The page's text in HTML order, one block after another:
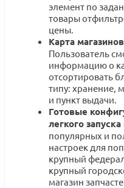
элемент по
товары
цены.
Карта
Пользователь
информацию о
отсортировать
типу: хранение,
и пункт выдачи.
Готовые
легкого
популярных и
настроек для
крупный
крупный
магазин